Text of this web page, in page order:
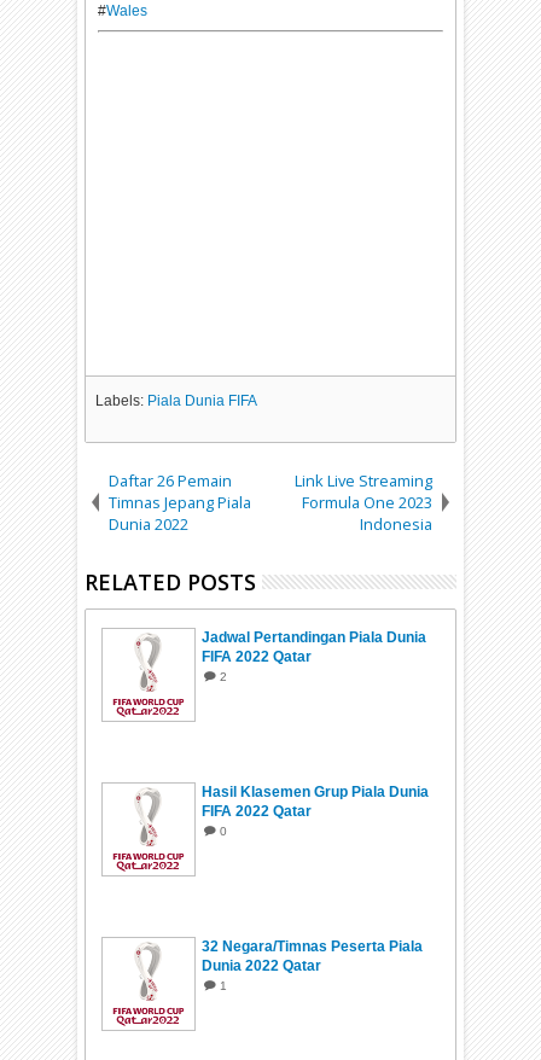
#Wales
Labels: Piala Dunia FIFA
Daftar 26 Pemain
Timnas Jepang Piala
Dunia 2022
Link Live Streaming
Formula One 2023
Indonesia
RELATED POSTS
Jadwal Pertandingan Piala Dunia
FIFA 2022 Qatar
2
Hasil Klasemen Grup Piala Dunia
FIFA 2022 Qatar
0
32 Negara/Timnas Peserta Piala
Dunia 2022 Qatar
1